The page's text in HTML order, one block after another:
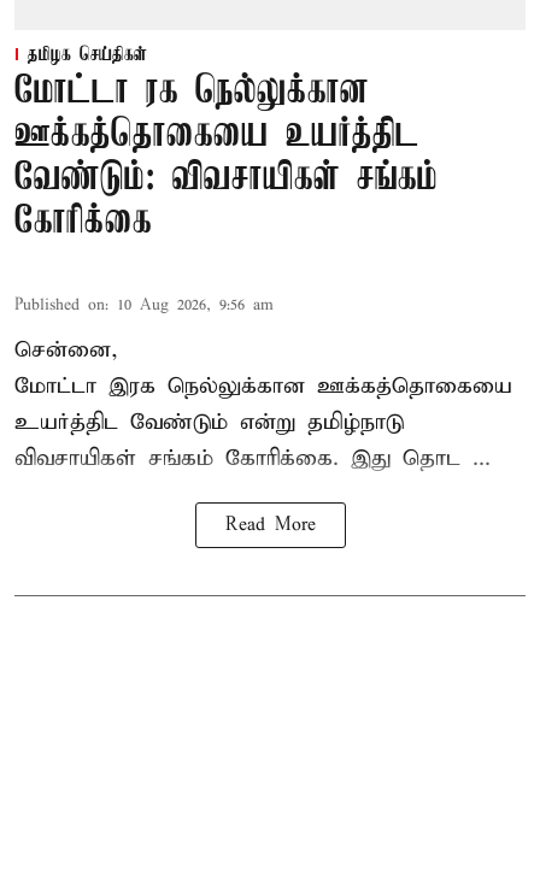
தமிழக செய்திகள்
மோட்டா ரக நெல்லுக்கான
ஊக்கத்தொகையை உயர்த்திட
வேண்டும்: விவசாயிகள் சங்கம்
கோரிக்கை
Published on: 10 Aug 2026, 9:56 am
சென்னை,
மோட்டா இரக நெல்லுக்கான ஊக்கத்தொகையை
உயர்த்திட வேண்டும் என்று தமிழ்நாடு
விவசாயிகள் சங்கம் கோரிக்கை. இது தொட ...
Read More